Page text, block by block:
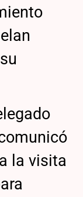
la visita